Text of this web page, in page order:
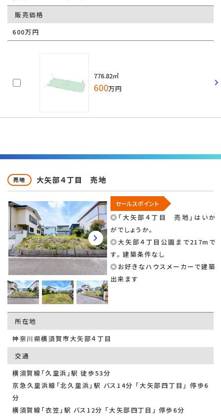
販売価格
600万円
776.82㎡
600万円
売地 大矢部４丁目 売地
セールスポイント
◎「大矢部４丁目 売地」はいか
がでしょうか。
◎大矢部４丁目公園まで217mで
す。建築条件なし
◎お好きなハウスメーカーで建築
出来ます
所在地
神奈川県横須賀市大矢部４丁目
交通
横須賀線「久里浜」駅 徒歩53分
京急久里浜線「北久里浜」駅 バス14分 「大矢部四丁目」 停歩6
分
横須賀線「衣笠」駅 バス12分 「大矢部四丁目」 停歩6分